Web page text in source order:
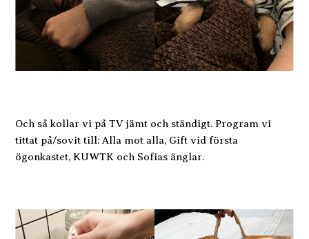
Och så kollar vi på TV jämt och ständigt. Program vi
tittat på/sovit till: Alla mot alla, Gift vid första
ögonkastet, KUWTK och Sofias änglar.